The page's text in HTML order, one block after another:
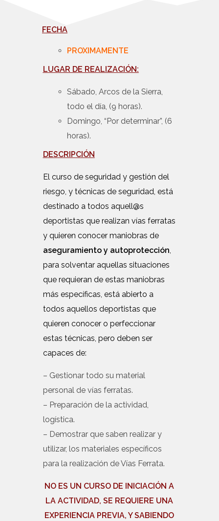
FECHA
PROXIMAMENTE
LUGAR DE REALIZACIÓN:
Sábado, Arcos de la Sierra,
todo el día, (9 horas).
Domingo, “Por determinar”, (6
horas).
DESCRIPCIÓN
El curso de seguridad y gestión del
riesgo, y técnicas de seguridad, está
destinado a todos aquell@s
deportistas que realizan vías ferratas
y quieren conocer maniobras de
aseguramiento y autoprotección,
para solventar aquellas situaciones
que requieran de estas maniobras
más específicas, está abierto a
todos aquellos deportistas que
quieren conocer o perfeccionar
estas técnicas, pero deben ser
capaces de:
– Gestionar todo su material
personal de vías ferratas.
– Preparación de la actividad,
logística.
– Demostrar que saben realizar y
utilizar, los materiales específicos
para la realización de Vías Ferrata.
NO ES UN CURSO DE INICIACIÓN A
LA ACTIVIDAD, SE REQUIERE UNA
EXPERIENCIA PREVIA, Y SABIENDO